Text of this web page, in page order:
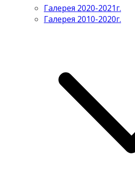
Галерея 2020-2021г.
Галерея 2010-2020г.